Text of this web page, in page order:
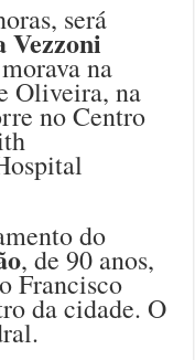
será
Vezzoni
na
Oliveira, na
no Centro
do
, de 90 anos,
Francisco
da cidade. O